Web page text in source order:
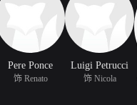
Pere Ponce
饰 Renato
Luigi Petrucci
饰 Nicola